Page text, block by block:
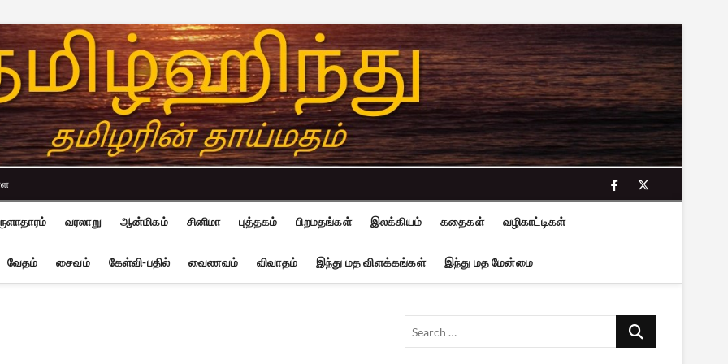
facebook
twitter
வரலாறு ஆன்மிகம் சினிமா புத்தகம் பிறமதங்கள் இலக்கியம் கதைகள் வழிகாட்டிகள்
வேதம் சைவம் கேள்வி-பதில் வைணவம் விவாதம் இந்து மத விளக்கங்கள் இந்து மத மேன்மை
Search